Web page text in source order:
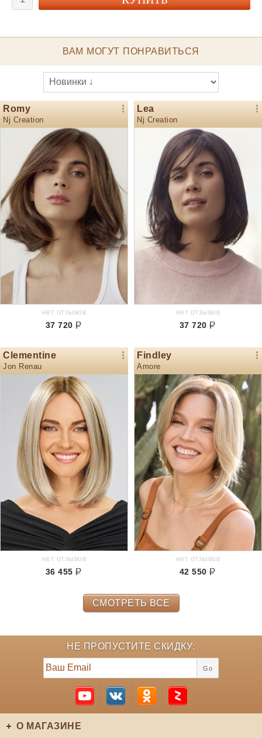
ВАМ МОГУТ ПОНРАВИТЬСЯ
Romy
Nj Creation
нет отзывов
37 720
Lea
Nj Creation
нет отзывов
37 720
Clementine
Jon Renau
нет отзывов
36 455
Findley
Amore
нет отзывов
42 550
СМОТРЕТЬ ВСЕ
НЕ ПРОПУСТИТЕ СКИДКУ:
Go
О МАГАЗИНЕ